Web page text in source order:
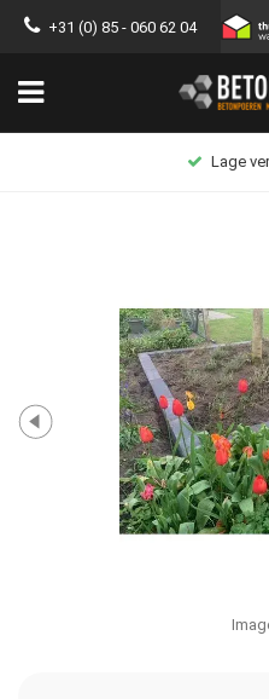
+31 (0) 85 - 060 62 04
Lage